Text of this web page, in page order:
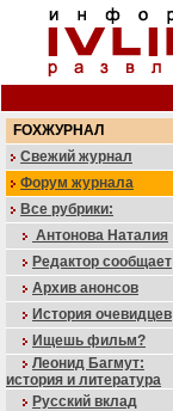
FOXЖУРНАЛ
Свежий журнал
Форум журнала
Все рубрики:
Антонова Наталия
Редактор сообщает
Архив анонсов
История очевидцев
Ищешь фильм?
Леонид Багмут:
история и литература
Русский вклад